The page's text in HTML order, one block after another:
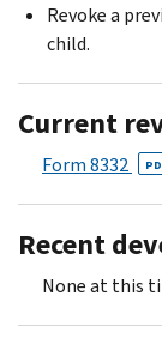
Revoke a
child.
Current
Form 8332
Recent
None at this